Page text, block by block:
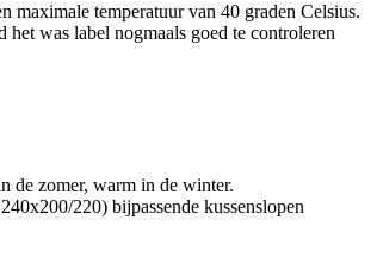
maximale temperatuur van 40 graden Celsius.
was label nogmaals goed te controleren
de zomer, warm in de winter.
220) bijpassende kussenslopen